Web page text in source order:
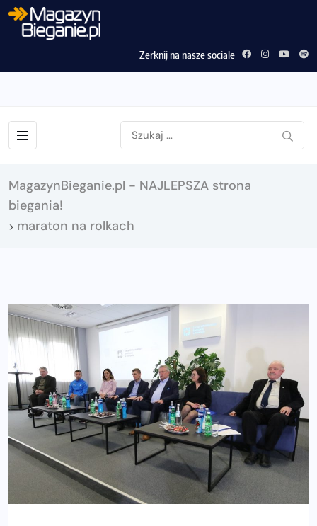
Zerknij na nasze sociale
MagazynBieganie.pl - NAJLEPSZA strona
biegania!
> maraton na rolkach